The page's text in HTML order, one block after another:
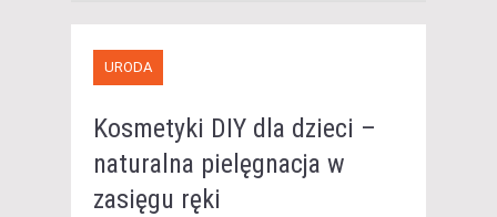
URODA
Kosmetyki DIY dla dzieci –
naturalna pielęgnacja w
zasięgu ręki